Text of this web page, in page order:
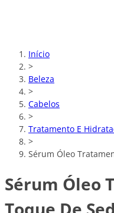
Início
>
Beleza
>
Cabelos
>
Tratamento E
>
Sérum Óleo
Sérum Óleo